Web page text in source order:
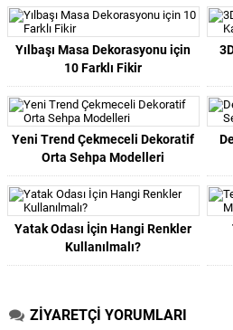
Yılbaşı Masa Dekorasyonu için
10 Farklı Fikir
Yeni Trend Çekmeceli Dekoratif
Orta Sehpa Modelleri
Yatak Odası İçin Hangi Renkler
Kullanılmalı?
ZİYARETÇİ YORUMLARI